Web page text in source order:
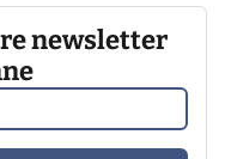
newsletter